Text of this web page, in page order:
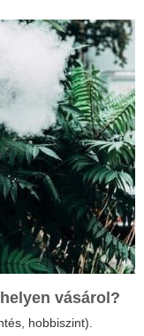
vásárol?
hobbiszint).